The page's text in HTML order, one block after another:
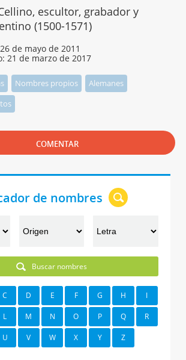
escultor, grabador y
(1500-1571)
26 de mayo de 2011
21 de marzo de 2017
Nombres propios
Alemanes
COMENTAR
de nombres
Buscar nombres
C D E F G H I
L M N O P Q R
U V W X Y Z